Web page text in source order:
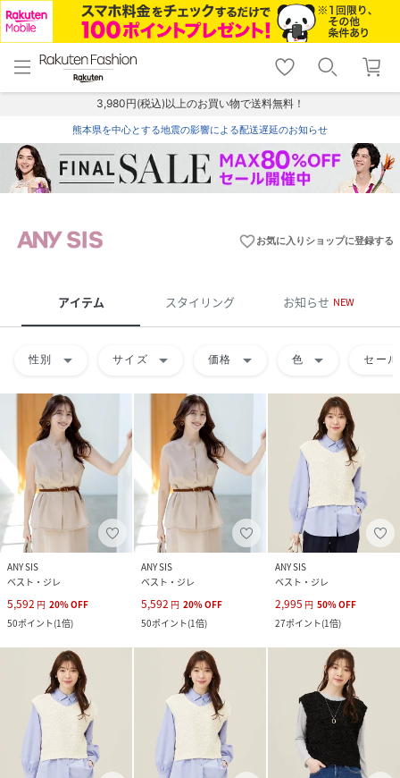
menu home
トップ
shopping_cart lock_outline
ログイン
3,980円(税込)以上のお買い物で送料無料！
熊本県を中心とする地震の影響による配送遅延のお知らせ
favorite_borderお気に入りショップに登録する
アイテム スタイリング お知らせ NEW
性別 arrow_drop_down サイズ arrow_drop_down 価格 arrow_drop_down 色 arrow_drop_down セール
ANY SIS
ベスト・ジレ
5,592 円 20%OFF
50ポイント(1倍)
ANY SIS
ベスト・ジレ
5,592 円 20%OFF
50ポイント(1倍)
ANY SIS
ベスト・ジレ
2,995 円 50%OFF
27ポイント(1倍)